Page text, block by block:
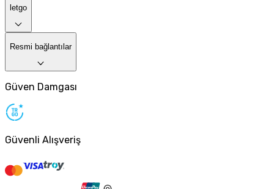
letgo
Resmi bağlantılar
Güven Damgası
Güvenli Alışveriş